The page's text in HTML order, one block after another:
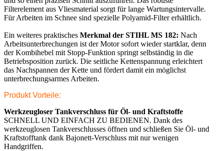
Filterelement aus Vliesmaterial sorgt für lange Wartungsintervalle.
Für Arbeiten im Schnee sind spezielle Polyamid-Filter erhältlich.
Ein weiteres praktisches Merkmal der STIHL MS 182: Nach
Arbeitsunterbrechungen ist der Motor sofort wieder startklar, denn
der Kombihebel mit Stopp-Funktion springt selbständig in die
Betriebsposition zurück. Die seitliche Kettenspannung erleichtert
das Nachspannen der Kette und fördert damit ein möglichst
unterbrechungsarmes Arbeiten.
Produkt Vorteile:
Werkzeugloser Tankverschluss für Öl- und Kraftstoffe
SCHNELL UND EINFACH ZU BEDIENEN. Dank des
werkzeuglosen Tankverschlusses öffnen und schließen Sie Öl- und
Kraftstofftank dank Bajonett-Verschluss mit nur wenigen
Handgriffen.